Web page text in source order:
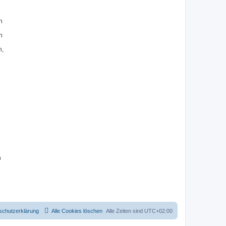
Alle Zeiten sind UTC+02:00
Alle Cookies löschen